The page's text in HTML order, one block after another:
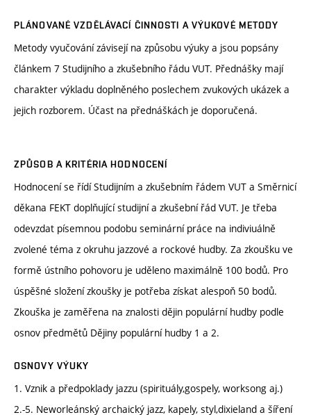
PLÁNOVANÉ VZDĚLÁVACÍ ČINNOSTI A VÝUKOVÉ METODY
Metody vyučování závisejí na způsobu výuky a jsou popsány
článkem 7 Studijního a zkušebního řádu VUT. Přednášky mají
charakter výkladu doplněného poslechem zvukových ukázek a
jejich rozborem. Účast na přednáškách je doporučená.
ZPŮSOB A KRITÉRIA HODNOCENÍ
Hodnocení se řídí Studijním a zkušebním řádem VUT a Směrnicí
děkana FEKT doplňující studijní a zkušební řád VUT. Je třeba
odevzdat písemnou podobu seminární práce na indiviuálně
zvolené téma z okruhu jazzové a rockové hudby. Za zkoušku ve
formě ústního pohovoru je uděleno maximálně 100 bodů. Pro
úspěšné složení zkoušky je potřeba získat alespoň 50 bodů.
Zkouška je zaměřena na znalosti dějin populární hudby podle
osnov předmětů Dějiny populární hudby 1 a 2.
OSNOVY VÝUKY
1. Vznik a předpoklady jazzu (spirituály,gospely, worksong aj.)
2.-5. Neworleánský archaický jazz, kapely, styl,dixieland a šíření